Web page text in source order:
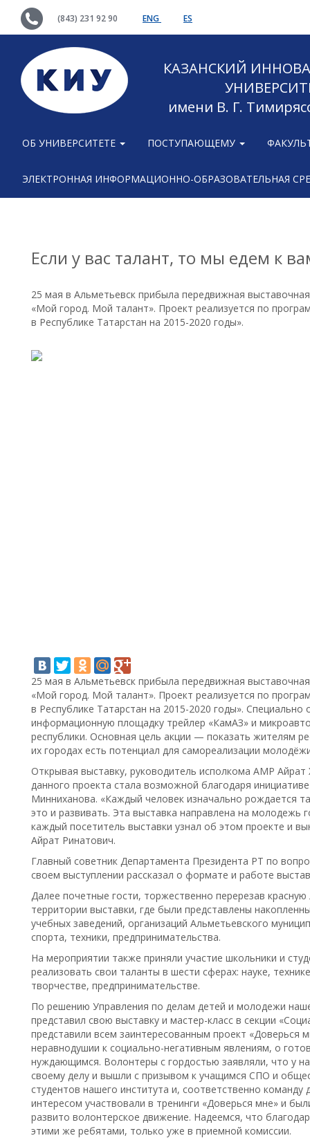
(843) 231 92 90 ENG ES
КАЗАНСКИЙ
имени В. Г.
ОБ УНИВЕРСИТЕТЕ ПОСТУПАЮЩЕМУ
ЭЛЕКТРОННАЯ ИНФОРМАЦИОННО-ОБРАЗОВАТЕЛЬНАЯ
Если у вас талант, то мы едем к
25 мая в Альметьевск прибыла передвижная
«Мой город. Мой талант». Проект реализуется по
в Республике Татарстан на 2015-2020 годы».
25 мая в Альметьевск прибыла передвижная
«Мой город. Мой талант». Проект реализуется по
в Республике Татарстан на 2015-2020 годы».
информационную площадку трейлер «КамАЗ» и
республики. Основная цель акции — показать жителям
их городах есть потенциал для самореализации
Открывая выставку, руководитель исполкома АМР Айрат
данного проекта стала возможной благодаря
Минниханова. «Каждый человек изначально рождается
это и развивать. Эта выставка направлена на
каждый посетитель выставки узнал об этом проекте и
Айрат Ринатович.
Главный советник Департамента Президента РТ по
своем выступлении рассказал о формате и работе
Далее почетные гости, торжественно перерезав красную
территории выставки, где были представлены
учебных заведений, организаций Альметьевского
спорта, техники, предпринимательства.
На мероприятии также приняли участие школьники и
реализовать свои таланты в шести сферах: науке,
творчестве, предпринимательстве.
По решению Управления по делам детей и молодежи
представил свою выставку и мастер-класс в секции
представили всем заинтересованным проект «Доверься
неравнодушии к социально-негативным явлениям, о
нуждающимся. Волонтеры с гордостью заявляли, что у
своему делу и вышли с призывом к учащимся СПО и
студентов нашего института и, соответственно
интересом участвовали в тренинги «Доверься мне» и
развито волонтерское движение. Надеемся, что
этими же ребятами, только уже в приемной комиссии.